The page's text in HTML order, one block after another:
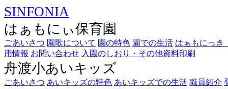
SINFONIA
はぁもにぃ保育園
ごあいさつ 園歌について 園の特色 園での生活 はぁもにっき
用情報 お問い合わせ 入園のしおり・その他資料印刷
舟渡小あいキッズ
ごあいさつ あいキッズの特色 あいキッズでの生活 職員紹介